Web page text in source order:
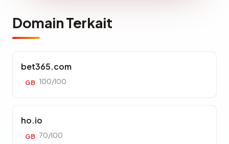
Domain Terkait
bet365.com
GB 100/100
ho.io
GB 70/100